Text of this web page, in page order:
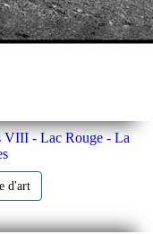
VIII - Lac Rouge - La
d'art